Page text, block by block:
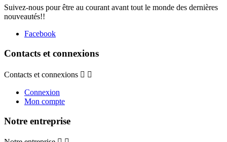
Suivez-nous pour être au courant avant tout le monde des dernières
nouveautés!!
Facebook
Contacts et connexions
Contacts et connexions  
Connexion
Mon compte
Notre entreprise